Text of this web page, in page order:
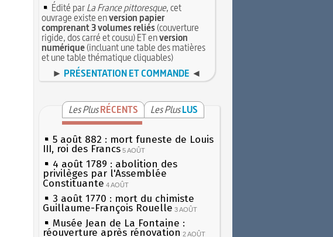
Édité parLa France pittoresque, cet
ouvrage existe enversion papier
comprenant 3 volumes reliés(couverture
rigide, dos carré et cousu) ET enversion
numérique(incluant une table des matières
et une table thématique cliquables)
► PRÉSENTATION ET COMMANDE ◄
Les Plus RÉCENTS Les Plus LUS
5 août 882 : mort funeste de Louis
III, roi des Francs 5 AOÛT
4 août 1789 : abolition des
privilèges par l'Assemblée
Constituante 4 AOÛT
3 août 1770 : mort du chimiste
Guillaume-François Rouelle 3 AOÛT
Musée Jean de La Fontaine :
réouverture après rénovation 2 AOÛT